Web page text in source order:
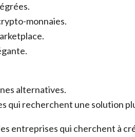
monnaies.
alternatives.
qui recherchent une solution
entreprises qui cherchent à